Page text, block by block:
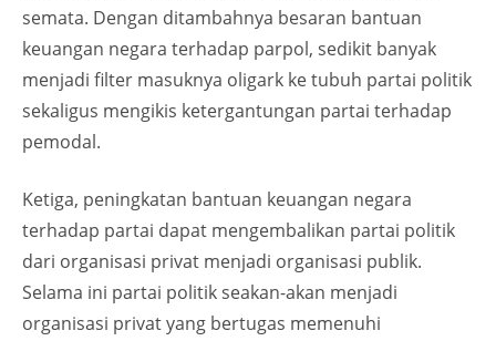
semata. Dengan ditambahnya besaran bantuan
keuangan negara terhadap parpol, sedikit banyak
menjadi filter masuknya oligark ke tubuh partai politik
sekaligus mengikis ketergantungan partai terhadap
pemodal.
Ketiga, peningkatan bantuan keuangan negara
terhadap partai dapat mengembalikan partai politik
dari organisasi privat menjadi organisasi publik.
Selama ini partai politik seakan-akan menjadi
organisasi privat yang bertugas memenuhi